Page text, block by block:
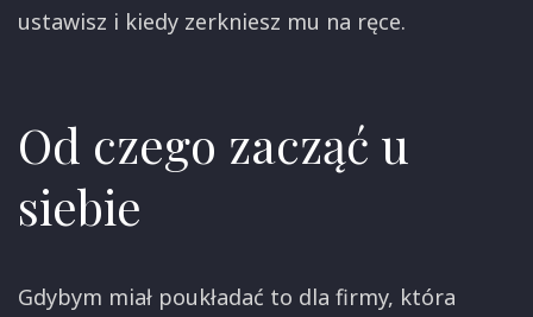
ustawisz i kiedy zerkniesz mu na ręce.
Od czego zacząć u
siebie
Gdybym miał poukładać to dla firmy, która